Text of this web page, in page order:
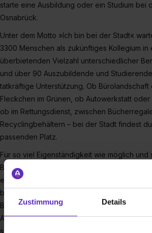
Zustimmung Details
starte eine Ausbildung oder ein Studium bei
Osnabrück.
Unter dem Motto »Ich bin bei der Stadt«
3300 Menschen als zukünftiges Kollegium in
überbietenden Vielzahl unterschiedlicher
und über 90 Auszubildende und
tatkräftige Unterstützung. Ob Bürolandschaft
Fleckchen im Grünen, ob Autowerkstatt oder
ob im Rettungsdienst, zwischen
Recyclingbehältern – bei der Stadt findest
passenden Platz.
Für so viel Eigenständigkeit wie möglich und
Betreuung wie nötig sorgt dabei unser
erfahrenes Team an Ausbilderinnen und
bestehend aus jungen und jung gebliebenen
Bei der Stadt findest du eine vielseitige,
Arbeitgeberin mit einem tollen Arbeitsklima
sowie Aufgaben, die allen Bürgerinnen und